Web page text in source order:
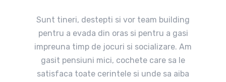
Sunt tineri, destepti si vor team building
pentru a evada din oras si pentru a gasi
impreuna timp de jocuri si socializare. Am
gasit pensiuni mici, cochete care sa le
satisfaca toate cerintele si unde sa aiba